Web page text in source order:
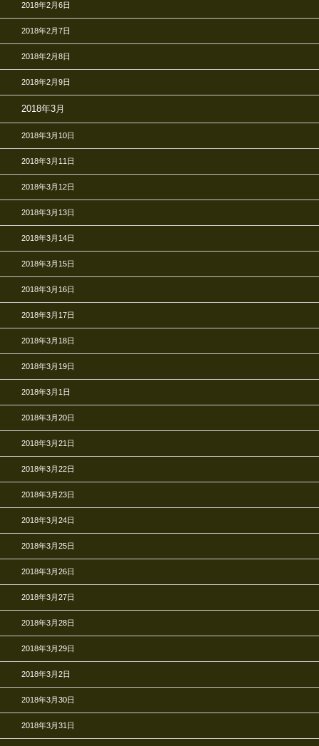
2018年2月6日
2018年2月7日
2018年2月8日
2018年2月9日
2018年3月
2018年3月10日
2018年3月11日
2018年3月12日
2018年3月13日
2018年3月14日
2018年3月15日
2018年3月16日
2018年3月17日
2018年3月18日
2018年3月19日
2018年3月1日
2018年3月20日
2018年3月21日
2018年3月22日
2018年3月23日
2018年3月24日
2018年3月25日
2018年3月26日
2018年3月27日
2018年3月28日
2018年3月29日
2018年3月2日
2018年3月30日
2018年3月31日